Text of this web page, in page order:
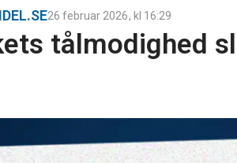
26 februar 2026, kl 16:29
tålmodighed